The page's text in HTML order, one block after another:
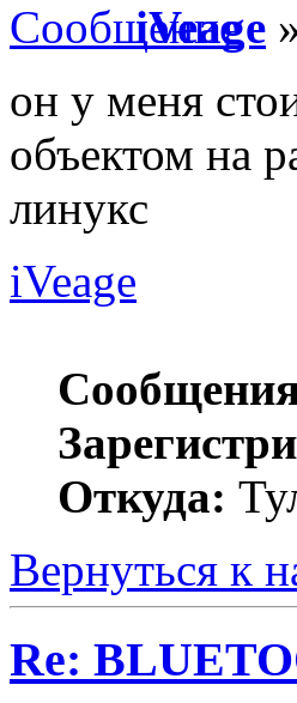
iVeage
он у меня
объектом на
линукс
iVeage
Откуда:
Вернуться к
Re: